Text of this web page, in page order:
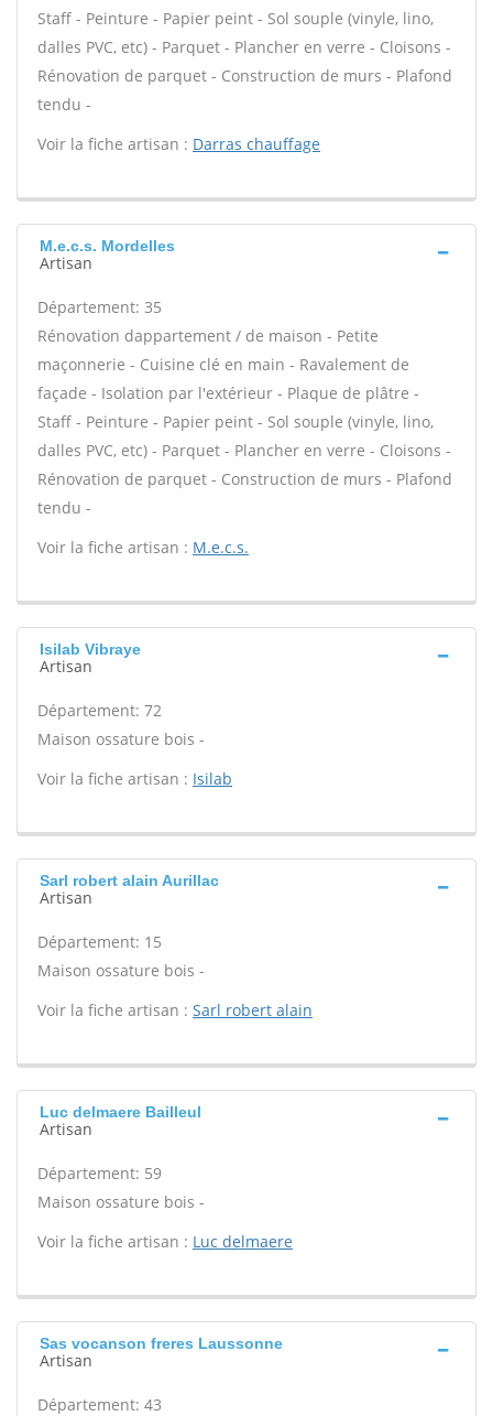
Staff - Peinture - Papier peint - Sol souple (vinyle, lino,
dalles PVC, etc) - Parquet - Plancher en verre - Cloisons -
Rénovation de parquet - Construction de murs - Plafond
tendu -
Voir la fiche artisan : Darras chauffage
M.e.c.s. Mordelles
Artisan
Département: 35
Rénovation dappartement / de maison - Petite
maçonnerie - Cuisine clé en main - Ravalement de
façade - Isolation par l'extérieur - Plaque de plâtre -
Staff - Peinture - Papier peint - Sol souple (vinyle, lino,
dalles PVC, etc) - Parquet - Plancher en verre - Cloisons -
Rénovation de parquet - Construction de murs - Plafond
tendu -
Voir la fiche artisan : M.e.c.s.
Isilab Vibraye
Artisan
Département: 72
Maison ossature bois -
Voir la fiche artisan : Isilab
Sarl robert alain Aurillac
Artisan
Département: 15
Maison ossature bois -
Voir la fiche artisan : Sarl robert alain
Luc delmaere Bailleul
Artisan
Département: 59
Maison ossature bois -
Voir la fiche artisan : Luc delmaere
Sas vocanson freres Laussonne
Artisan
Département: 43